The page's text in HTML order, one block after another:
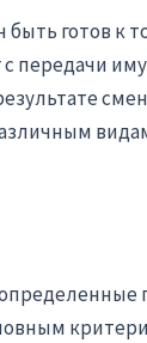
готов к
передачи